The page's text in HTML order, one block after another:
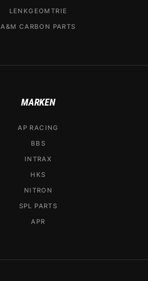
LENKGEOMTRIE
A&M CARBON PARTS
MARKEN
AP RACING
BBS
INTRAX
HKS
NITRON
SPL PARTS
APR